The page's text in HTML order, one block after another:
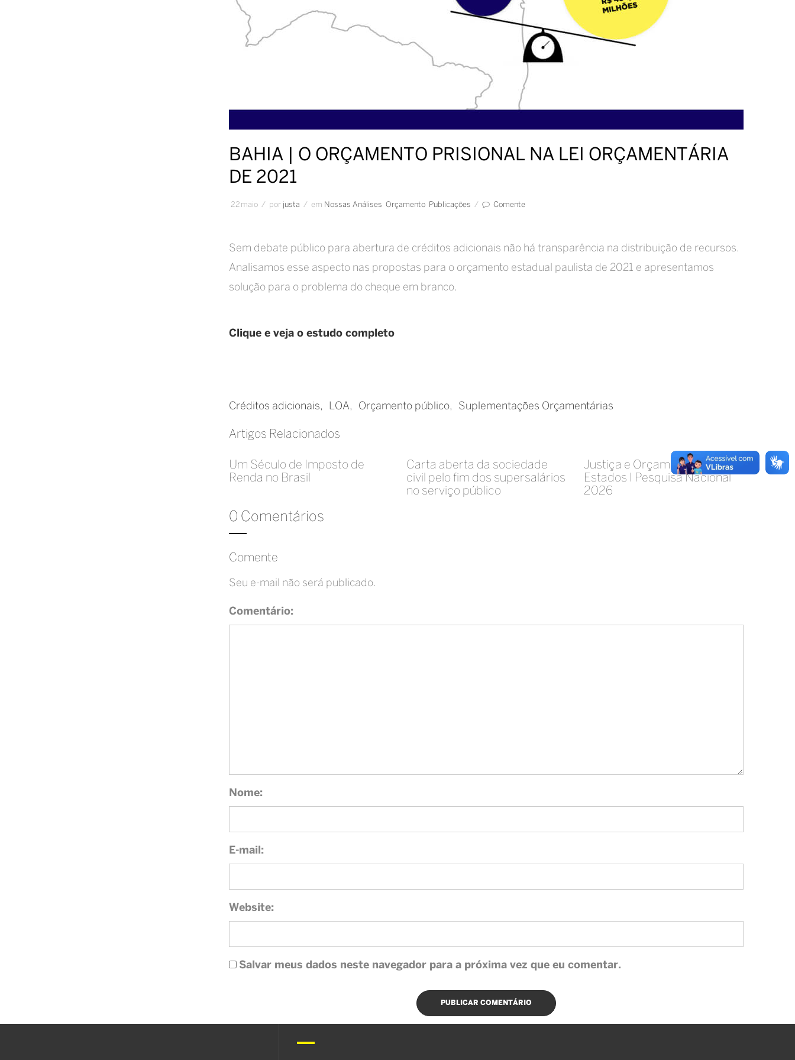
BAHIA | O ORÇAMENTO PRISIONAL NA LEI ORÇAMENTÁRIA
DE 2021
22 maio / por Justa / em Nossas Análises Orçamento Publicações / Comente
Sem debate público para abertura de créditos adicionais não há transparência na distribuição de recursos.
Analisamos esse aspecto nas propostas para o orçamento estadual paulista de 2021 e apresentamos
solução para o problema do cheque em branco.
Clique e veja o estudo completo
Créditos adicionais LOA Orçamento público Suplementações Orçamentárias
Artigos Relacionados
Um Século de Imposto de
Renda no Brasil
Carta aberta da sociedade
civil pelo fim dos supersalários
no serviço público
Justiça e Orçamento nos
Estados I Pesquisa Nacional
2026
0 Comentários
Comente
Seu e-mail não será publicado.
Comentário:
Nome:
E-mail:
Website:
Salvar meus dados neste navegador para a próxima vez que eu comentar.